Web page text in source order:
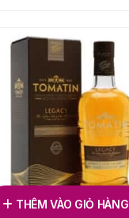
THÊM VÀO GIỎ HÀNG